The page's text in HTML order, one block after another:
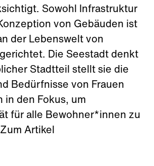
Sowohl Infrastruktur
von Gebäuden ist
der Lebenswelt von
Die Seestadt denkt
Stadtteil stellt sie die
Bedürfnisse von Frauen
in den Fokus, um
für alle Bewohner*innen zu
Artikel